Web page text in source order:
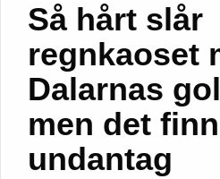
Så hårt slår
regnkaoset
Dalarnas
men det
undantag